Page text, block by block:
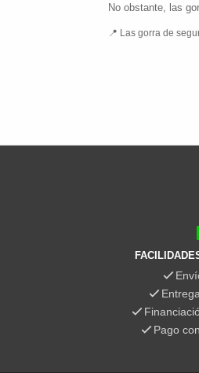
No obstante, las
Las gorra de
Pago